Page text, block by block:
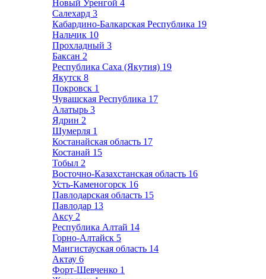
Новый Уренгой 4
Салехард 3
Кабардино-Балкарская Республика 19
Нальчик 10
Прохладный 3
Баксан 2
Республика Саха (Якутия) 19
Якутск 8
Покровск 1
Чувашская Республика 17
Алатырь 3
Ядрин 2
Шумерля 1
Костанайская область 17
Костанай 15
Тобыл 2
Восточно-Казахстанская область 16
Усть-Каменогорск 16
Павлодарская область 15
Павлодар 13
Аксу 2
Республика Алтай 14
Горно-Алтайск 5
Мангистауская область 14
Актау 6
Форт-Шевченко 1